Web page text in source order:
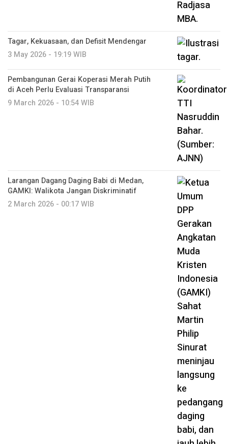
Tagar, Kekuasaan, dan Defisit Mendengar
3 May 2026 - 19:19 WIB
Pembangunan Gerai Koperasi Merah Putih
di Aceh Perlu Evaluasi Transparansi
9 March 2026 - 10:54 WIB
Larangan Dagang Daging Babi di Medan,
GAMKI: Walikota Jangan Diskriminatif
2 March 2026 - 00:17 WIB